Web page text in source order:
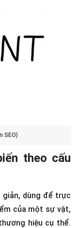
SEO)
theo cấu
dùng để trực
của một sự vật,
hiệu cụ thể.